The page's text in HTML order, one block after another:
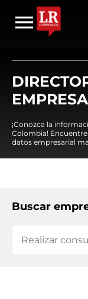
¡Conozca la
Colombia!
datos empresarial
Buscar